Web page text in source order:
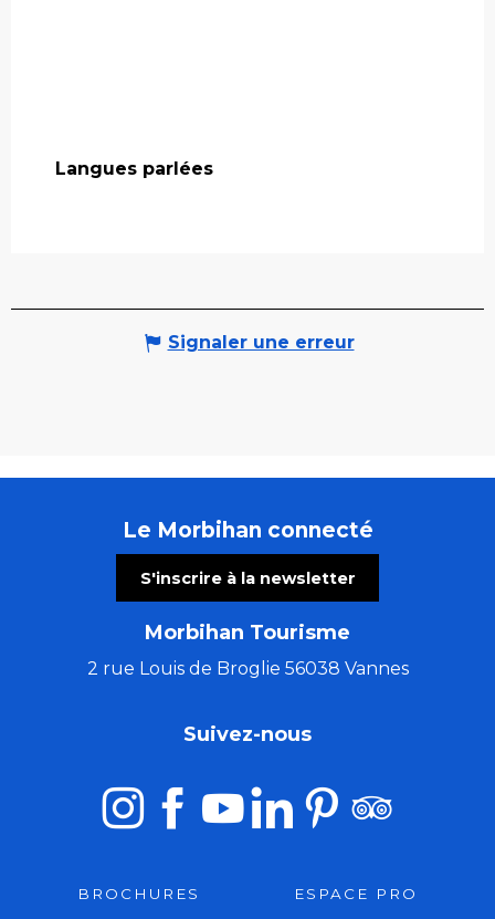
Langues parlées
Langues parlées
Signaler une erreur
Le Morbihan connecté
S'inscrire à la newsletter
Morbihan Tourisme
2 rue Louis de Broglie 56038 Vannes
Suivez-nous
BROCHURES ESPACE PRO